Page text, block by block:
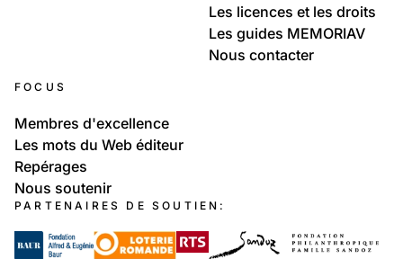
Les licences et les droits
Les guides MEMORIAV
Nous contacter
FOCUS
Membres d'excellence
Les mots du Web éditeur
Repérages
Nous soutenir
PARTENAIRES DE SOUTIEN: